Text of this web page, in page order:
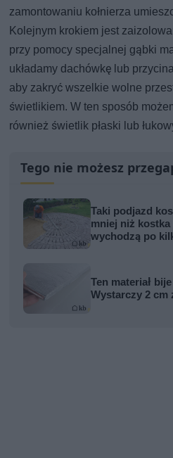
zamontowaniu kołnierza
Kolejnym krokiem jest
przy pomocy specjalnej gąbki
układamy dachówkę lub
aby zakryć wszelkie wolne
świetlikiem. W ten sposób
również świetlik płaski lub
Tego nie możesz
Taki podjazd
mniej niż
wychodzą po
Ten materiał
Wystarczy 2 cm